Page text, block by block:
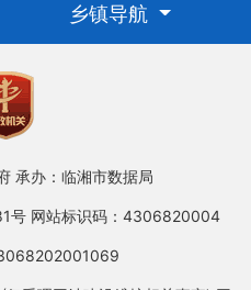
乡镇导航
承办：临湘市数据局
号 网站标识码：4306820004